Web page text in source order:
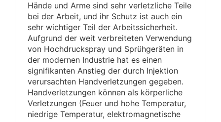
Hände und Arme sind sehr verletzliche Teile
bei der Arbeit, und ihr Schutz ist auch ein
sehr wichtiger Teil der Arbeitssicherheit.
Aufgrund der weit verbreiteten Verwendung
von Hochdruckspray und Sprühgeräten in
der modernen Industrie hat es einen
signifikanten Anstieg der durch Injektion
verursachten Handverletzungen gegeben.
Handverletzungen können als körperliche
Verletzungen (Feuer und hohe Temperatur,
niedrige Temperatur, elektromagnetische